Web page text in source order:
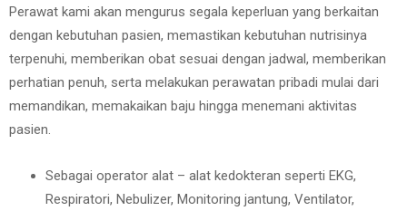
Perawat kami akan mengurus segala keperluan yang berkaitan
dengan kebutuhan pasien, memastikan kebutuhan nutrisinya
terpenuhi, memberikan obat sesuai dengan jadwal, memberikan
perhatian penuh, serta melakukan perawatan pribadi mulai dari
memandikan, memakaikan baju hingga menemani aktivitas
pasien.
Sebagai operator alat – alat kedokteran seperti EKG,
Respiratori, Nebulizer, Monitoring jantung, Ventilator,